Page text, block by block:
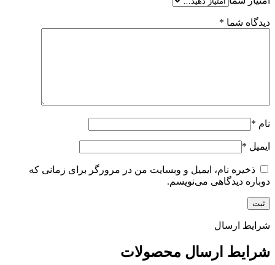
دیدگاه شما *
نام *
ایمیل *
ذخیره نام، ایمیل و وبسایت من در مرورگر برای زمانی که
دوباره دیدگاهی می‌نویسم.
شرایط ارسال
شرایط ارسال محصولات